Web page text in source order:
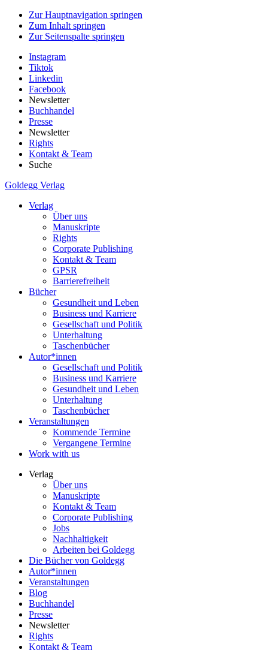
Zur Hauptnavigation springen
Zum Inhalt springen
Zur Seitenspalte springen
Instagram
Tiktok
Linkedin
Facebook
Newsletter
Buchhandel
Presse
Newsletter
Rights
Kontakt & Team
Suche
Goldegg Verlag
Verlag
Über uns
Manuskripte
Rights
Corporate Publishing
Kontakt & Team
GPSR
Barrierefreiheit
Bücher
Gesundheit und Leben
Business und Karriere
Gesellschaft und Politik
Unterhaltung
Taschenbücher
Autor*innen
Gesellschaft und Politik
Business und Karriere
Gesundheit und Leben
Unterhaltung
Taschenbücher
Veranstaltungen
Kommende Termine
Vergangene Termine
Work with us
Verlag
Über uns
Manuskripte
Kontakt & Team
Corporate Publishing
Jobs
Nachhaltigkeit
Arbeiten bei Goldegg
Die Bücher von Goldegg
Autor*innen
Veranstaltungen
Blog
Buchhandel
Presse
Newsletter
Rights
Kontakt & Team